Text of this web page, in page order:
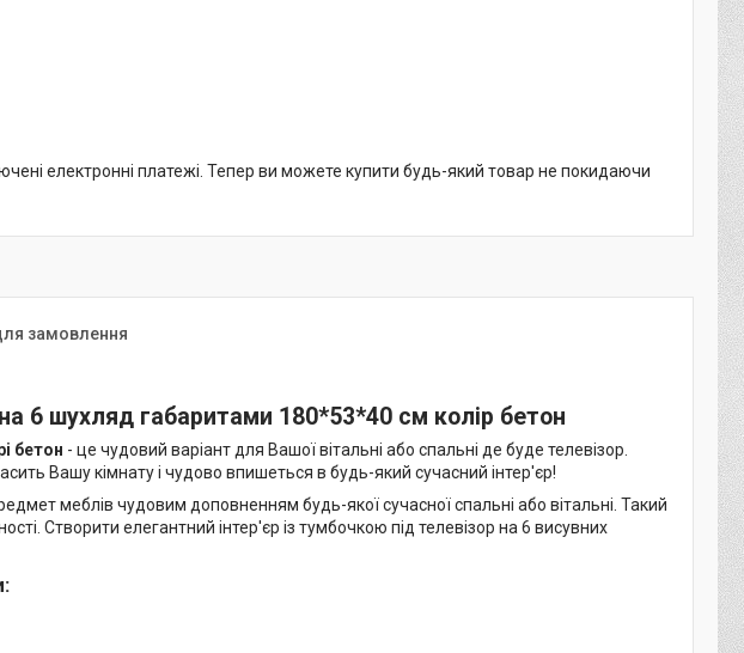
електронні платежі. Тепер ви можете купити будь-який товар не покидаючи
замовлення
6 шухляд габаритами 180*53*40 см колір бетон
бетон - це чудовий варіант для Вашої вітальні або спальні де буде телевізор.
Вашу кімнату і чудово впишеться в будь-який сучасний інтер'єр!
меблів чудовим доповненням будь-якої сучасної спальні або вітальні. Такий
Створити елегантний інтер'єр із тумбочкою під телевізор на 6 висувних